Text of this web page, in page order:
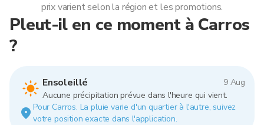
Pleut-il en ce moment à Carros
?
Ensoleillé
9 Aug
Aucune précipitation prévue dans l'heure qui vient.
Pour Carros. La pluie varie d'un quartier à l'autre, suivez
votre position exacte dans l'application.
prix varient selon la région et les promotions.